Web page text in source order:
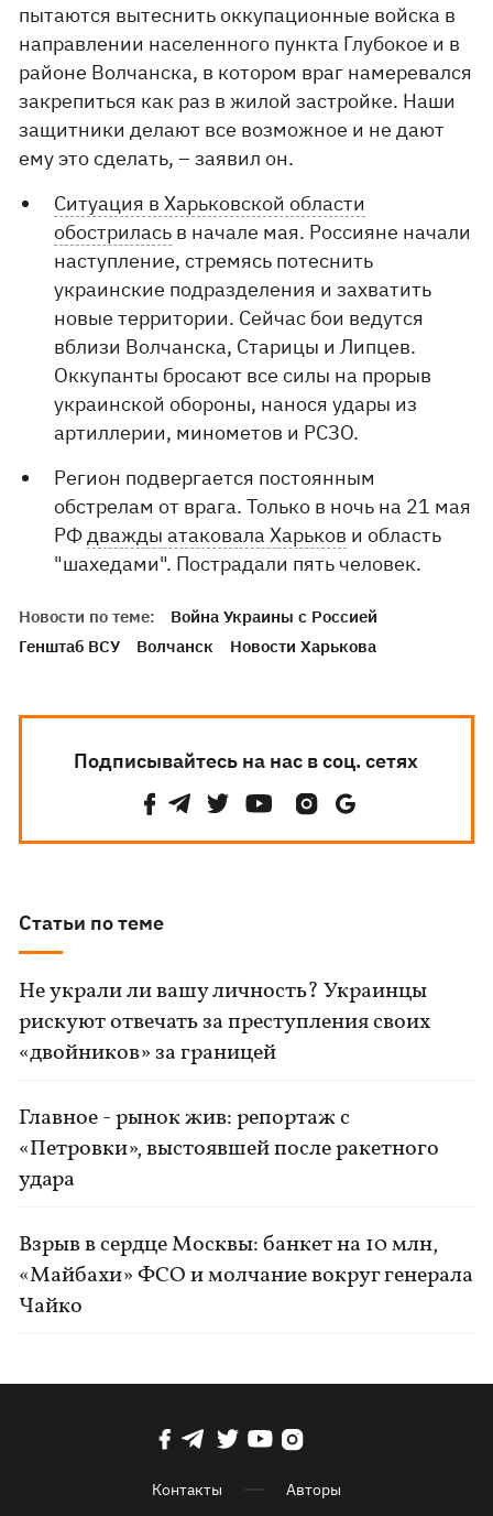
пытаются вытеснить оккупационные войска в
направлении населенного пункта Глубокое и в
районе Волчанска, в котором враг намеревался
закрепиться как раз в жилой застройке. Наши
защитники делают все возможное и не дают
ему это сделать, – заявил он.
Ситуация в Харьковской области
обострилась в начале мая. Россияне начали
наступление, стремясь потеснить
украинские подразделения и захватить
новые территории. Сейчас бои ведутся
вблизи Волчанска, Старицы и Липцев.
Оккупанты бросают все силы на прорыв
украинской обороны, нанося удары из
артиллерии, минометов и РСЗО.
Регион подвергается постоянным
обстрелам от врага. Только в ночь на 21 мая
РФдважды атаковала Харьков и область
"шахедами". Пострадали пять человек.
Новости по теме:
Война Украины с Россией
Генштаб ВСУ
Волчанск Новости Харькова
Подписывайтесь на нас в соц. сетях
Статьи по теме
Не украли ли вашу личность? Украинцы
рискуют отвечать за преступления своих
«двойников» за границей
Главное - рынок жив: репортаж с
«Петровки», выстоявшей после ракетного
удара
Взрыв в сердце Москвы: банкет на 10 млн,
«Майбахи» ФСО и молчание вокруг генерала
Чайко
Контакты Авторы